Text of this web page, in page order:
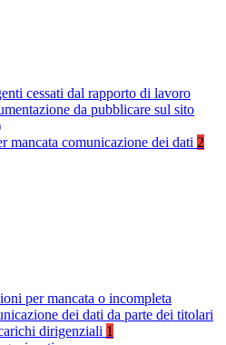
cessati dal rapporto di lavoro
da pubblicare sul sito
mancata comunicazione dei dati 2
per mancata o incompleta
dei dati da parte dei titolari
dirigenziali 1